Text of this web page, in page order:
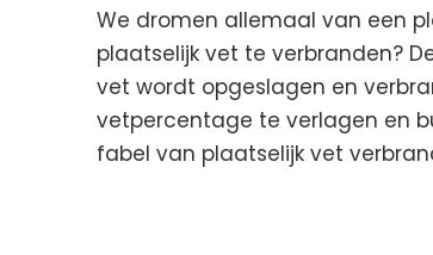
We dromen allemaal van een
plaatselijk vet te verbranden?
vet wordt opgeslagen en
vetpercentage te verlagen en
fabel van plaatselijk vet